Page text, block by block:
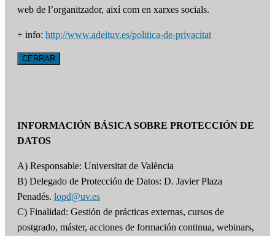
web de l’organitzador, així com en xarxes socials.
+ info: http://www.adeituv.es/politica-de-privacitat
CERRAR
INFORMACIÓN BÁSICA SOBRE PROTECCIÓN DE
DATOS
A) Responsable: Universitat de València
B) Delegado de Protección de Datos: D. Javier Plaza
Penadés. lopd@uv.es
C) Finalidad: Gestión de prácticas externas, cursos de
postgrado, máster, acciones de formación continua, webinars,